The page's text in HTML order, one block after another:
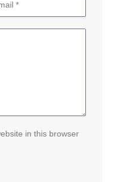
in this browser